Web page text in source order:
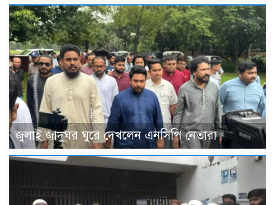
জুলাই জাদুঘর ঘুরে দেখলেন এনসিপি নেতারা